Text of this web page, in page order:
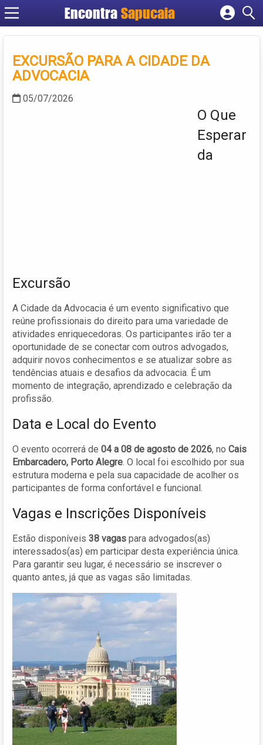
Encontra
Cadastrar empresa
Criar conta
EXCURSÃO PARA A CIDADE DA
ADVOCACIA
05/07/2026
O Que
Esperar
da
Excursão
A Cidade da Advocacia é um evento significativo que
reúne profissionais do direito para uma variedade de
atividades enriquecedoras. Os participantes irão ter a
oportunidade de se conectar com outros advogados,
adquirir novos conhecimentos e se atualizar sobre as
tendências atuais e desafios da advocacia. É um
momento de integração, aprendizado e celebração da
profissão.
Data e Local do Evento
O evento ocorrerá de 04 a 08 de agosto de 2026, no Cais
Embarcadero, Porto Alegre. O local foi escolhido por sua
estrutura moderna e pela sua capacidade de acolher os
participantes de forma confortável e funcional.
Vagas e Inscrições Disponíveis
Estão disponíveis 38 vagas para advogados(as)
interessados(as) em participar desta experiência única.
Para garantir seu lugar, é necessário se inscrever o
quanto antes, já que as vagas são limitadas.